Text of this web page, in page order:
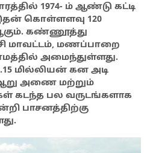
1974- ம் ஆண்டு கட்டி
இதன் கொள்ளளவு 120
கண்ணூத்து
மாவட்டம், மணப்பாறை
அமைந்துள்ளது.
மில்லியன் கன அடி
அணை மற்றும்
பல வருடங்களாக
பாசனத்திற்கு